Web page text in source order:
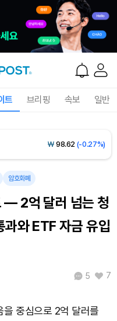
트 브리핑 속보 일반
₩ 1,462(+0.44%)
₩ 98.62 (-0.27%)
₩
암호화폐
— 2억 달러 넘는 청
와 ETF 자금 유입
5 7
중심으로 2억 달러를